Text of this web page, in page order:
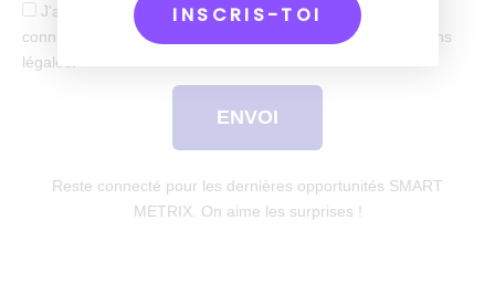
J'accepte de recevoir tes mails et confirme avoir pris
connaissance de votre politique de confidentialité et mentions
légales.
ENVOI
Reste connecté pour les dernières opportunités SMART
METRIX. On aime les surprises !
INSCRIS-TOI